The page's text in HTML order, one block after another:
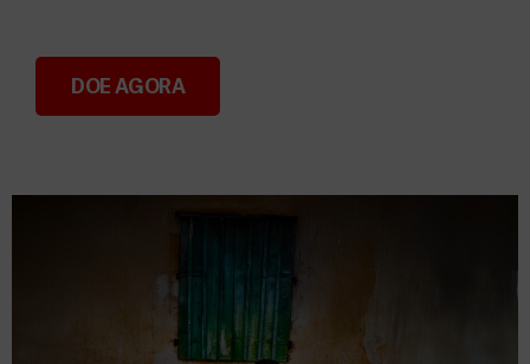
Donativos
DOE AGORA